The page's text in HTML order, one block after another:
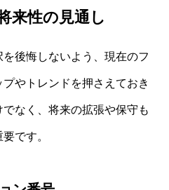
来性の見通し
後悔しないよう、現在のフ
やトレンドを押さえておき
なく、将来の拡張や保守も
です。